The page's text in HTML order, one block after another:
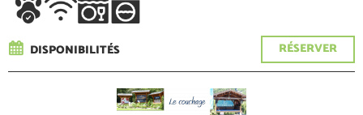
RÉSERVER
DISPONIBILITÉS